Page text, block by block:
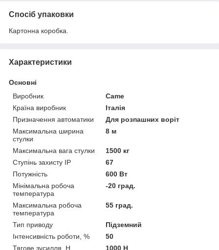
Спосіб упаковки
Картонна коробка.
Характеристики
Основні
Виробник
Came
Країна виробник
Італія
Призначення автоматики
Для розпашних воріт
Максимальна ширина
стулки
8 м
Максимальна вага стулки
1500 кг
Ступінь захисту IP
67
Потужність
600 Вт
Мінімальна робоча
температура
-20 град.
Максимальна робоча
температура
55 град.
Тип приводу
Підземний
Інтенсивність роботи, %
50
Тягове зусилля, Н
1000 Н